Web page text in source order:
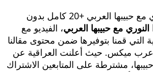
مقطع ميرا النوري مع حبيبها العربي +20 كامل بدون
حبيبها العربي ، الفيديو مع
قمنا بتوفيرها ضمن محتوى مقالنا
حيث أعلنت العراقية عن
مشترطة على المتابعين الاشتراك